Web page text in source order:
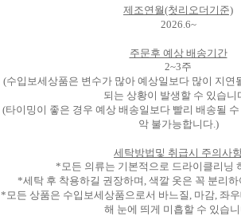
제조연월(첫리오더기준)
2026.6~
주문후 예상 배송기간
2~3주
(수입보세상품은 변수가 많아 예상일보다 많이 지연
되는 상황이 발생할 수 있습니
(타이밍이 좋은 경우 예상 배송일보다 빨리 배송될
악 불가능합니다.)
세탁방법및 취급시 주의사
*모든 의류는 기본적으로 드라이클리닝
*세탁 후 착용하길 권장하며, 색깔 옷은 꼭 분리하
*모든 상품은 수입보세상품으로서 바느질, 마감, 좌
해 눈에 띄게 미흡할 수 있습니